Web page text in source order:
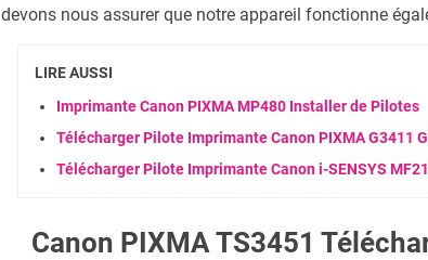
devons nous assurer que notre appareil fonctionne
LIRE AUSSI
Imprimante Canon PIXMA MP480 Installer de Pilotes
Télécharger Pilote Imprimante Canon PIXMA G3411
Télécharger Pilote Imprimante Canon i-SENSYS
Canon PIXMA TS3451